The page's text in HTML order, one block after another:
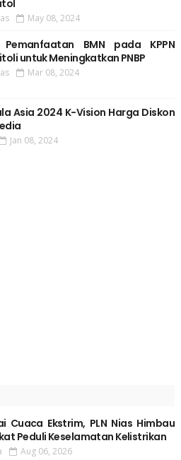
May 08, 2024
BMN pada KPPN
untuk Meningkatkan PNBP
Mar 08, 2024
Asia 2024 K-Vision Harga Diskon
Jan 08, 2024
Cuaca Ekstrim, PLN Nias Himbau
Peduli Keselamatan Kelistrikan
Aug 06, 2026